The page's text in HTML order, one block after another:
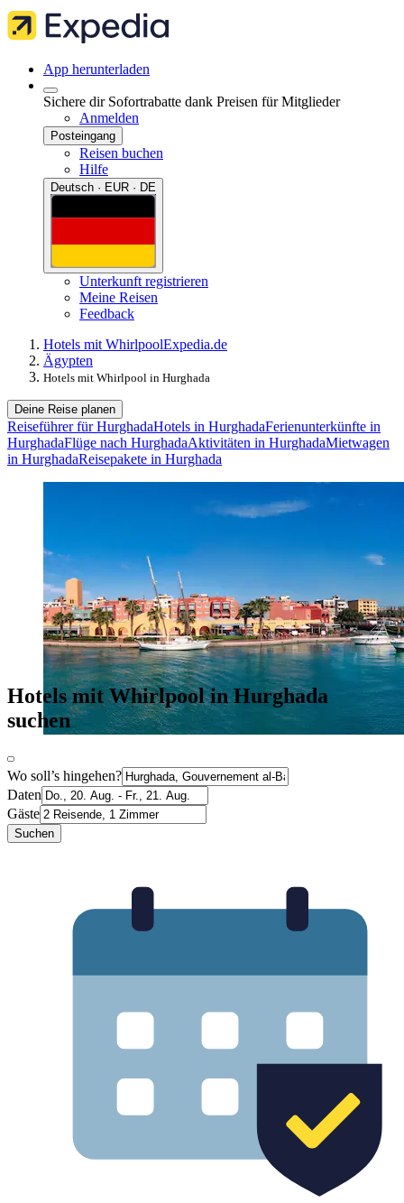
App herunterladen
Sichere dir Sofortrabatte dank Preisen für Mitglieder
Anmelden
Posteingang
Reisen buchen
Hilfe
Deutsch · EUR · DE
Unterkunft registrieren
Meine Reisen
Feedback
Hotels mit WhirlpoolExpedia.de
Ägypten
Hotels mit Whirlpool in Hurghada
Deine Reise planen
Reiseführer für HurghadaHotels in HurghadaFerienunterkünfte in
HurghadaFlüge nach HurghadaAktivitäten in HurghadaMietwagen
in HurghadaReisepakete in Hurghada
Hotels mit Whirlpool in Hurghada
suchen
Wo soll’s hingehen?
Daten
Gäste
Suchen